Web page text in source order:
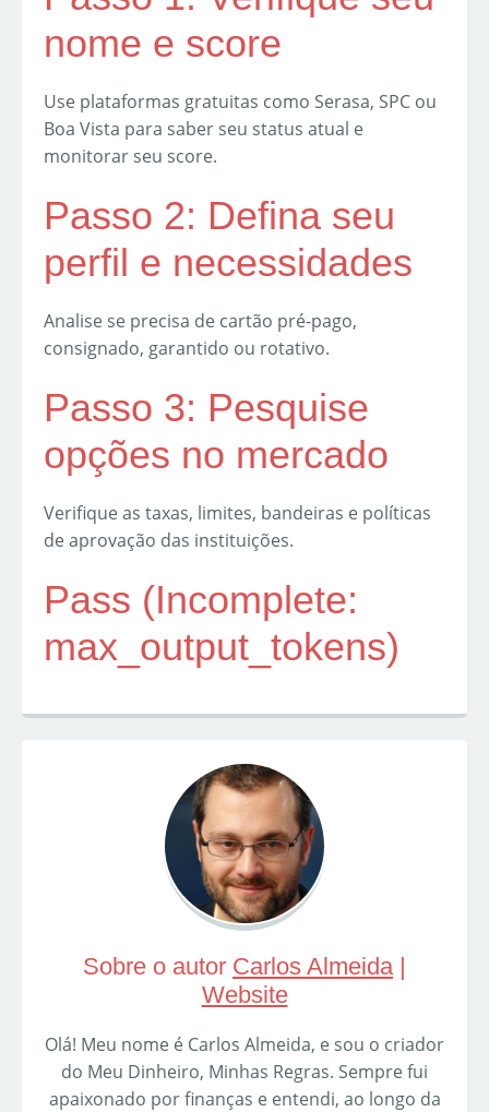
nome e score
Use plataformas gratuitas como Serasa, SPC ou
Boa Vista para saber seu status atual e
monitorar seu score.
Passo 2: Defina seu
perfil e necessidades
Analise se precisa de cartão pré-pago,
consignado, garantido ou rotativo.
Passo 3: Pesquise
opções no mercado
Verifique as taxas, limites, bandeiras e políticas
de aprovação das instituições.
Pass (Incomplete:
max_output_tokens)
Sobre o autor Carlos Almeida |
Website
Olá! Meu nome é Carlos Almeida, e sou o criador
do Meu Dinheiro, Minhas Regras. Sempre fui
apaixonado por finanças e entendi, ao longo da